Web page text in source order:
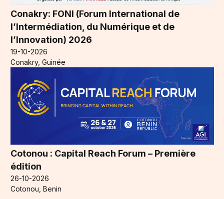
Conakry: FONI (Forum International de
l’Intermédiation, du Numérique et de
l’Innovation) 2026
19-10-2026
Conakry, Guinée
Cotonou : Capital Reach Forum – Première
édition
26-10-2026
Cotonou, Benin